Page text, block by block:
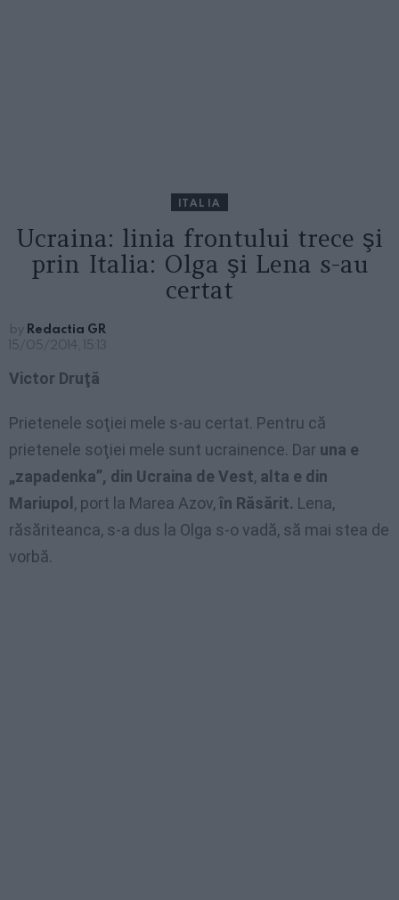
ITALIA
Ucraina: linia frontului trece şi
prin Italia: Olga şi Lena s-au
certat
by Redactia GR
15/05/2014, 15:13
Victor Druţă
Prietenele soţiei mele s-au certat. Pentru că
prietenele soţiei mele sunt ucrainence. Dar una e
„zapadenka”, din Ucraina de Vest, alta e din
Mariupol , port la Marea Azov,în Răsărit. Lena,
răsăriteanca, s-a dus la Olga s-o vadă, să mai stea de
vorbă.